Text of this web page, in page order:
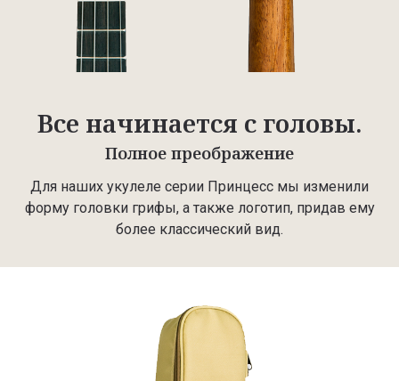
Все начинается с головы.
Полное преображение
Для наших укулеле серии Принцесс мы изменили
форму головки грифы, а также логотип, придав ему
более классический вид.